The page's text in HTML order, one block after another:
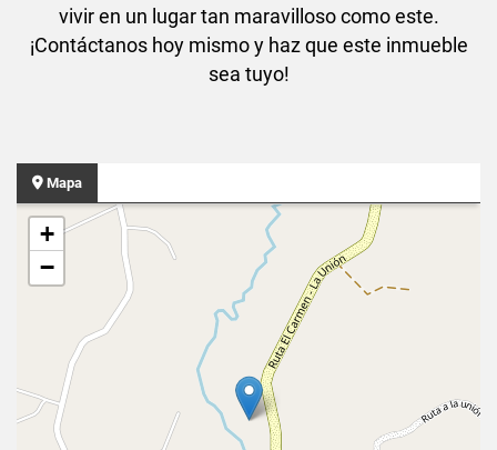
vivir en un lugar tan maravilloso como este.
¡Contáctanos hoy mismo y haz que este inmueble
sea tuyo!
Mapa
+
−